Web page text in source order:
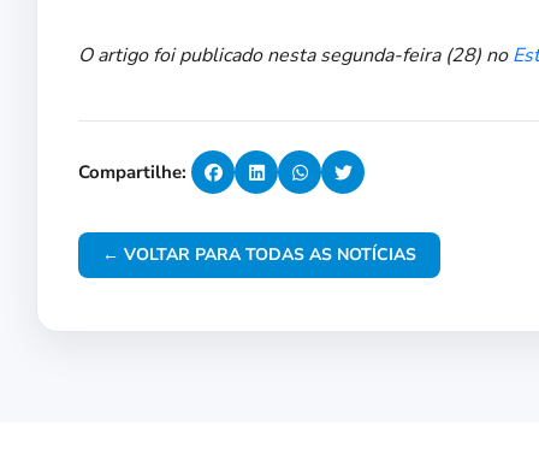
O artigo foi publicado nesta segunda-feira (28) no
Compartilhe:
← VOLTAR PARA TODAS AS NOTÍCIAS